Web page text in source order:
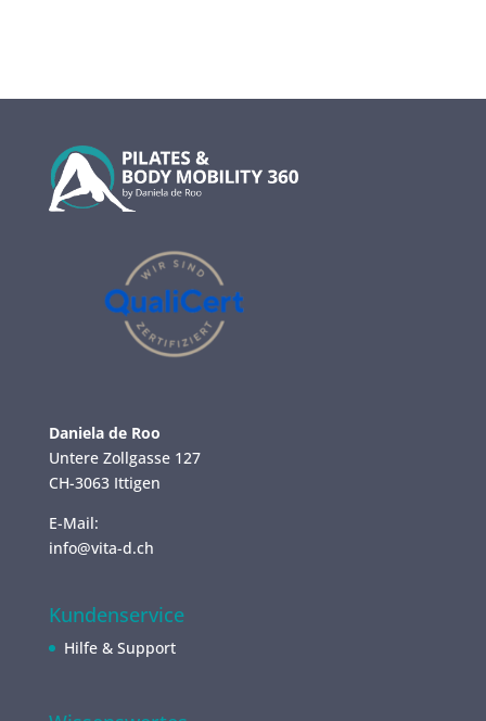
Daniela de Roo
Untere Zollgasse 127
CH-3063 Ittigen
E-Mail:
info@vita-d.ch
Kundenservice
Hilfe & Support